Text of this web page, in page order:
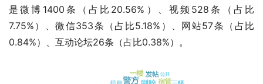
是微博1400条（占比20.56%）、视频528条（占比
7.75%）、微信353条（占比5.18%）、网站57条（占比
0.84%）、互动论坛26条（占比0.38%）。